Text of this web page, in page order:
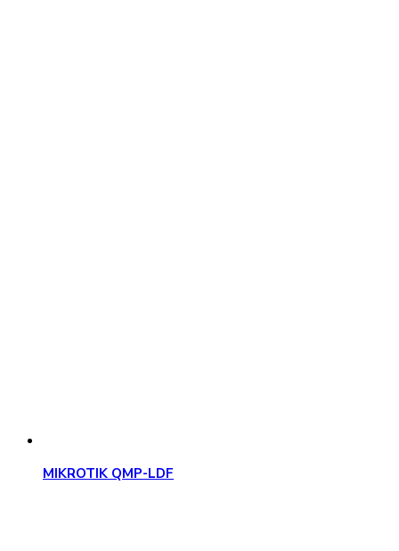
MIKROTIK QMP-LDF